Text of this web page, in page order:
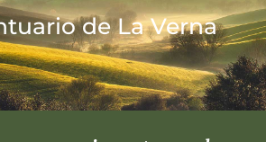
de La Verna